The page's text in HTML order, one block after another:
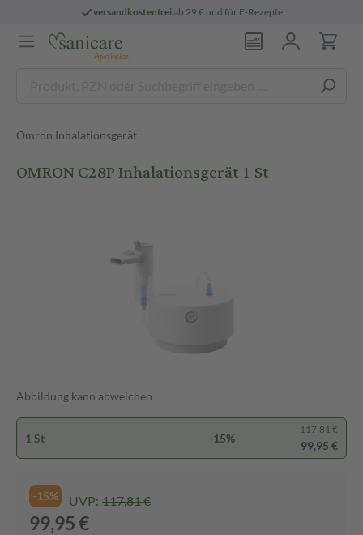
versandkostenfreiab 29 € und für E-Rezepte
Omron Inhalationsgerät
OMRON C28P Inhalationsgerät 1 St
Abbildung kann abweichen
1 St -15%
117,81 €
99,95 €
-15% UVP: 117,81 €
99,95 €